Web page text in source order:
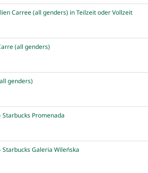
Carree (all genders) in Teilzeit oder Vollzeit
(all genders)
genders)
Promenada
Galeria Wileńska